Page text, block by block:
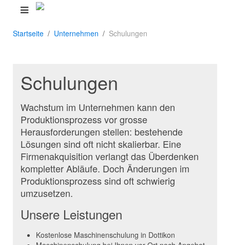
Startseite Unternehmen Schulungen
Schulungen
Wachstum im Unternehmen kann den
Produktionsprozess vor grosse
Herausforderungen stellen: bestehende
Lösungen sind oft nicht skalierbar. Eine
Firmenakquisition verlangt das Überdenken
kompletter Abläufe. Doch Änderungen im
Produktionsprozess sind oft schwierig
umzusetzen.
Unsere Leistungen
Kostenlose Maschinenschulung in Dottikon